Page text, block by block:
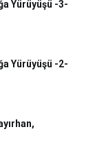
Yürüyüşü -3-
Yürüyüşü -2-